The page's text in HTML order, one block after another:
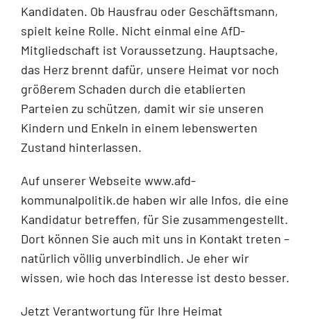
Kandidaten. Ob Hausfrau oder Geschäftsmann,
spielt keine Rolle. Nicht einmal eine AfD-
Mitgliedschaft ist Voraussetzung. Hauptsache,
das Herz brennt dafür, unsere Heimat vor noch
größerem Schaden durch die etablierten
Parteien zu schützen, damit wir sie unseren
Kindern und Enkeln in einem lebenswerten
Zustand hinterlassen.
Auf unserer Webseite www.afd-
kommunalpolitik.de haben wir alle Infos, die eine
Kandidatur betreffen, für Sie zusammengestellt.
Dort können Sie auch mit uns in Kontakt treten –
natürlich völlig unverbindlich. Je eher wir
wissen, wie hoch das Interesse ist desto besser.
Jetzt Verantwortung für Ihre Heimat